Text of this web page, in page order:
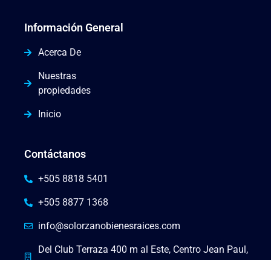
Información General
Acerca De
Nuestras
propiedades
Inicio
Contáctanos
+505 8818 5401
+505 8877 1368
info@solorzanobienesraices.com
Del Club Terraza 400 m al Este, Centro Jean Paul,